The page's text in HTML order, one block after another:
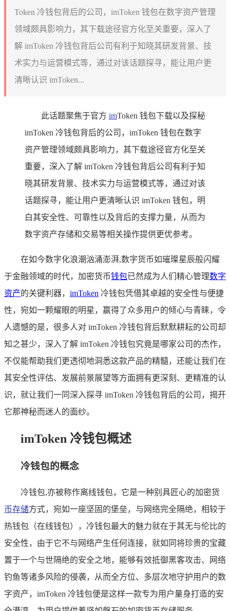
Token 冷钱包背后的公司，imToken 钱包在数字资产管理
领域颇具影响力，其下载途径官方化至关重要，深入了
解 imToken 冷钱包背后公司有利于知晓其研发背景、技
术实力与运营模式等，通过对该话题探寻，能让用户更
清晰认识 imToken...
此话题聚焦于官方 imToken 钱包下载以及探秘
imToken 冷钱包背后的公司，imToken 钱包在数字
资产管理领域颇具影响力，其下载途径官方化至关
重要，深入了解 imToken 冷钱包背后公司有利于知
晓其研发背景、技术实力与运营模式等，通过对该
话题探寻，能让用户更清晰认识 imToken 钱包，明
白其安全性、可靠性以及背后的支撑力量，从而为
数字资产存储和交易等相关操作提供更优参考。
在如今数字化浪潮汹涌澎湃,数字货币如璀璨星辰般闪耀
于金融领域的时代，加密货币钱包已然成为人们精心管理数字
资产的关键利器， imToken 冷钱包凭借其卓越的安全性与便捷
性，宛如一颗耀眼的明星，赢得了众多用户的倾心与青睐，令
人遗憾的是，很多人对 imToken 冷钱包背后默默耕耘的公司却
知之甚少，深入了解 imToken 冷钱包究竟是哪家公司的杰作，
不仅能帮助我们更透彻地洞悉这款产品的精髓，还能让我们在
其安全性评估、发展前景展望等方面拥有更深刻、更精准的认
识，就让我们一同深入探寻 imToken 冷钱包背后的公司，揭开
它那神秘而迷人的面纱。
imToken 冷钱包概述
冷钱包的概念
冷钱包,亦被称作离线钱包，它是一种别具匠心的加密货
币存储方式，宛如一座坚固的堡垒，与网络完全隔绝，相较于
热钱包（在线钱包），冷钱包最大的魅力就在于其无与伦比的
安全性，由于它不与网络产生任何连接，就如同将珍贵的宝藏
置于一个与世隔绝的安全之地，能够有效抵御黑客攻击、网络
钓鱼等诸多风险的侵袭，从而全方位、多层次地守护用户的数
字资产，imToken 冷钱包便是这样一款专为用户量身打造的安